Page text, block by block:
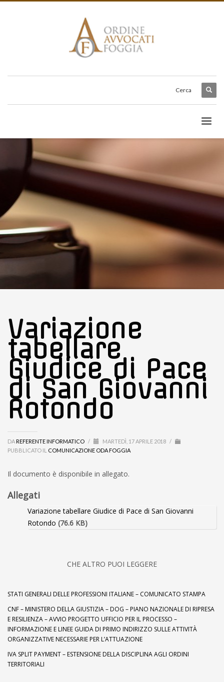
Cerca
Variazione
tabellare
Giudice di Pace
di San Giovanni
Rotondo
DA REFERENTE INFORMATICO / MARTEDÌ, 17 APRILE 2018 /
PUBBLICATO IL COMUNICAZIONE ODA FOGGIA
Il documento è disponibile in allegato.
Allegati
Variazione tabellare Giudice di Pace di San Giovanni
Rotondo (76.6 KB)
CHE ALTRO PUOI LEGGERE
STATI GENERALI DELLE PROFESSIONI ITALIANE – COMUNICATO STAMPA
CNF – MINISTERO DELLA GIUSTIZIA – DOG – PIANO NAZIONALE DI RIPRESA
E RESILIENZA – AVVIO PROGETTO UFFICIO PER IL PROCESSO –
INFORMAZIONE E LINEE GUIDA DI PRIMO INDIRIZZO SULLE ATTIVITÀ
ORGANIZZATIVE NECESSARIE PER L’ATTUAZIONE
IVA SPLIT PAYMENT – ESTENSIONE DELLA DISCIPLINA AGLI ORDINI
TERRITORIALI